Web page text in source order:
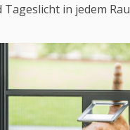
in jedem